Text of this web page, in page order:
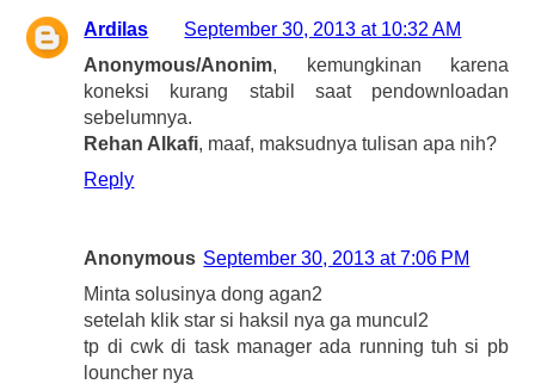
Ardilas
September 30, 2013 at 10:32 AM
Anonymous/Anonim, kemungkinan karena
koneksi kurang stabil saat pendownloadan
sebelumnya.
Rehan Alkafi, maaf, maksudnya tulisan apa nih?
Reply
Anonymous September 30, 2013 at 7:06 PM
Minta solusinya dong agan2
setelah klik star si haksil nya ga muncul2
tp di cwk di task manager ada running tuh si pb
louncher nya